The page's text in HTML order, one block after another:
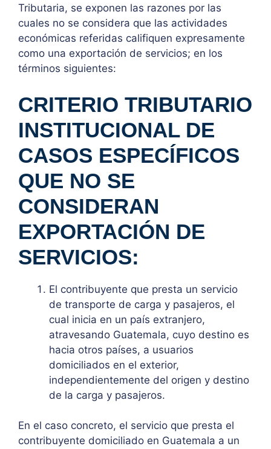
Tributaria, se exponen las razones por las
cuales no se considera que las actividades
económicas referidas califiquen expresamente
como una exportación de servicios; en los
términos siguientes:
CRITERIO TRIBUTARIO
INSTITUCIONAL DE
CASOS ESPECÍFICOS
QUE NO SE
CONSIDERAN
EXPORTACIÓN DE
SERVICIOS:
El contribuyente que presta un servicio
de transporte de carga y pasajeros, el
cual inicia en un país extranjero,
atravesando Guatemala, cuyo destino es
hacia otros países, a usuarios
domiciliados en el exterior,
independientemente del origen y destino
de la carga y pasajeros.
En el caso concreto, el servicio que presta el
contribuyente domiciliado en Guatemala a un